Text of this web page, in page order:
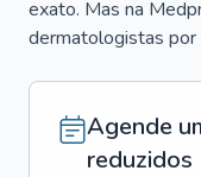
exato. Mas na
dermatologistas por
Agende
reduzidos